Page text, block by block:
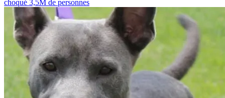
choqué 3,5M de personnes